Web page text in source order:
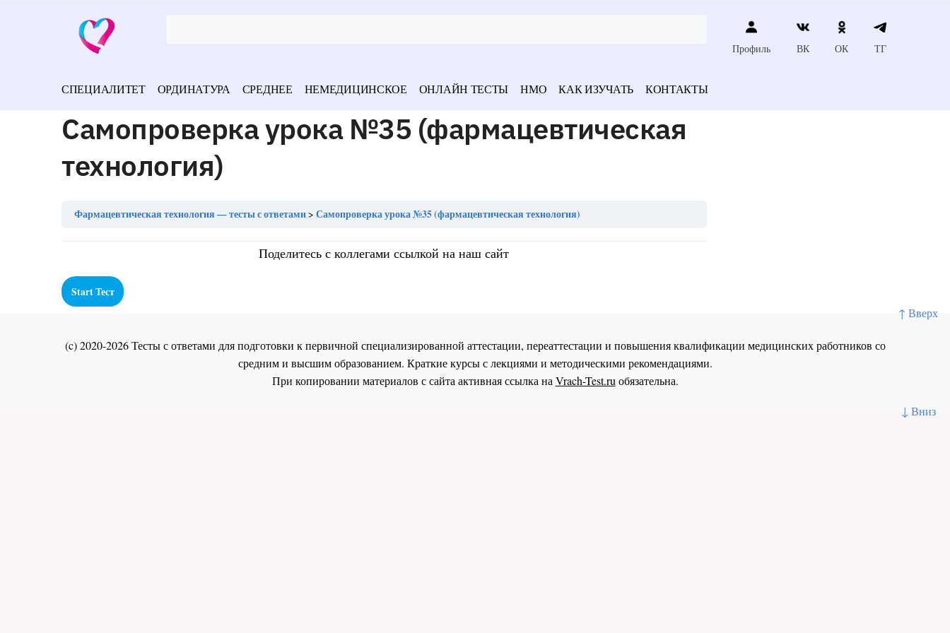
↑ Вверх
↓ Вниз
Профиль ВК ОК ТГ
СПЕЦИАЛИТЕТ ОРДИНАТУРА СРЕДНЕЕ НЕМЕДИЦИНСКОЕ ОНЛАЙН ТЕСТЫ НМО КАК ИЗУЧАТЬ КОНТАКТЫ
Самопроверка урока №35 (фармацевтическая
технология)
Фармацевтическая технология — тесты с ответами Самопроверка урока №35 (фармацевтическая технология)
Поделитесь с коллегами ссылкой на наш сайт
(c) 2020-2026 Тесты с ответами для подготовки к первичной специализированной аттестации, переаттестации и повышения квалификации медицинских работников со
средним и высшим образованием. Краткие курсы с лекциями и методическими рекомендациями.
При копировании материалов с сайта активная ссылка на Vrach-Test.ru обязательна.